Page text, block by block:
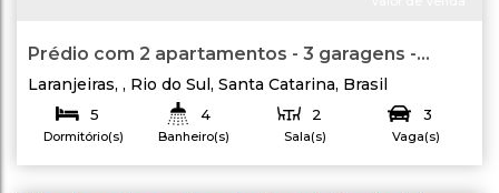
Prédio com 2 apartamentos - 3 garagens -
Bairro Laranjeiras em Rio do Sul/SC
Laranjeiras , Rio do Sul, Santa Catarina, Brasil
5
Dormitório(s)
4
Banheiro(s)
2
Sala(s)
3
Vaga(s)
Terreno:200.00m² Fundos:23.00m Frente:12.50m